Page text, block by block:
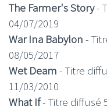
The Farmer's Story-
04/07/2019
War Ina Babylon -
08/05/2017
Wet Deam - Titre
11/03/2010
What If- Titre diffusé